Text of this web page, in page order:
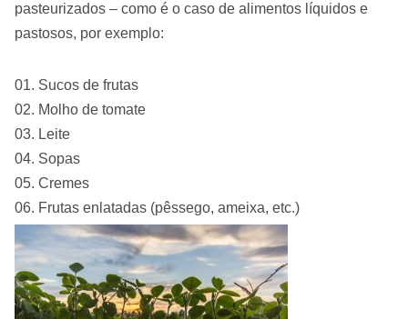
pasteurizados – como é o caso de alimentos líquidos e
pastosos, por exemplo:
Sucos de frutas
Molho de tomate
Leite
Sopas
Cremes
Frutas enlatadas (pêssego, ameixa, etc.)